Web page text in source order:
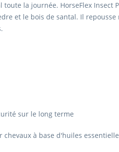
la journée. HorseFlex Insect
et le bois de santal. Il
sur le long terme
à base d'huiles